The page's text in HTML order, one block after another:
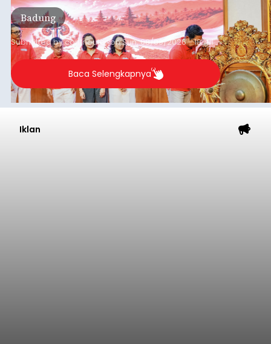
Pejuang Dialisis yang digelar RSD Mangusada di
Ruang Kertha Gosana, Puspem Badung, Minggu
(9/8/2026).
Badung
Submitted bycontributoronSun, 08/09/2026 - 18:44
Baca Selengkapnya
Iklan